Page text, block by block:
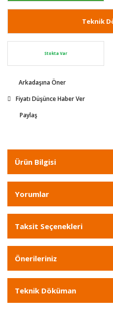
Teknik
Stokta Var
Arkadaşına Öner
Fiyatı Düşünce Haber Ver
Paylaş
Ürün Bilgisi
Yorumlar
Taksit Seçenekleri
Önerileriniz
Teknik Döküman